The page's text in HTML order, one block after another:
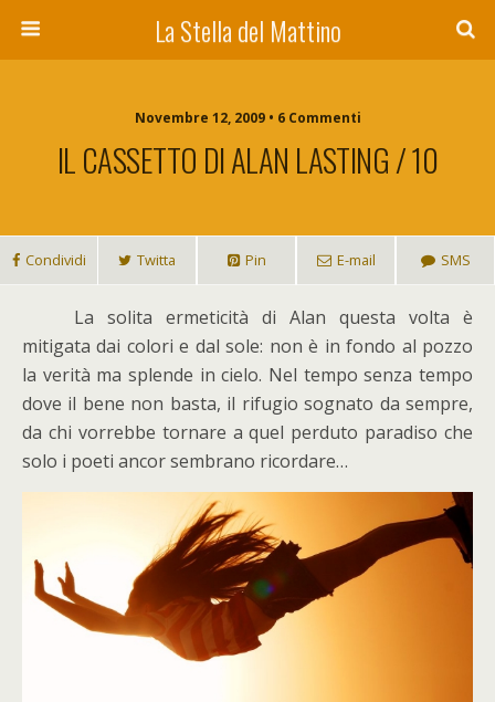
La Stella del Mattino
Novembre 12, 2009 • 6 Commenti
IL CASSETTO DI ALAN LASTING / 10
Condividi Twitta Pin E-mail SMS
La solita ermeticità di Alan questa volta è
mitigata dai colori e dal sole: non è in fondo al pozzo
la verità ma splende in cielo. Nel tempo senza tempo
dove il bene non basta, il rifugio sognato da sempre,
da chi vorrebbe tornare a quel perduto paradiso che
solo i poeti ancor sembrano ricordare…